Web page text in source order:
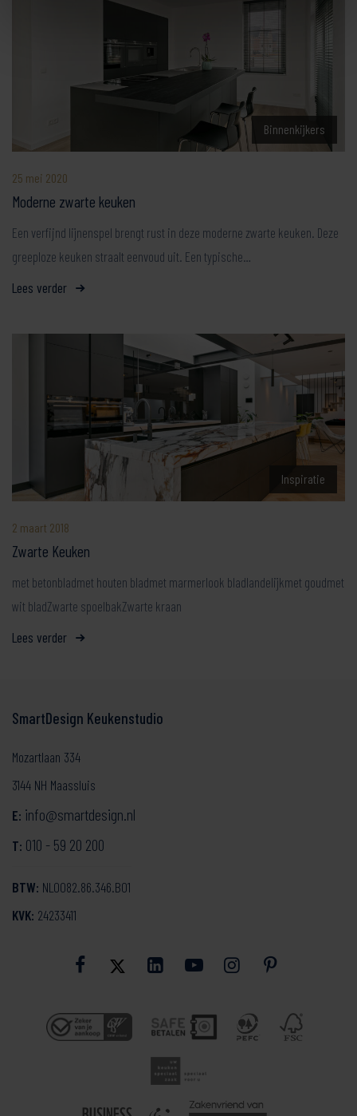
Binnenkijkers
25 mei 2020
Moderne zwarte keuken
Een verfijnd lijnenspel brengt rust in deze moderne zwarte keuken. Deze
greeploze keuken straalt eenvoud uit. Een typische…
Lees verder
Inspiratie
2 maart 2018
Zwarte Keuken
met betonbladmet houten bladmet marmerlook bladlandelijkmet goudmet
wit bladZwarte spoelbakZwarte kraan
Lees verder
SmartDesign Keukenstudio
Mozartlaan 334
3144 NH Maassluis
E: info@smartdesign.nl
T: 010 - 59 20 200
BTW: NL0082.86.346.B01
KVK: 24233411